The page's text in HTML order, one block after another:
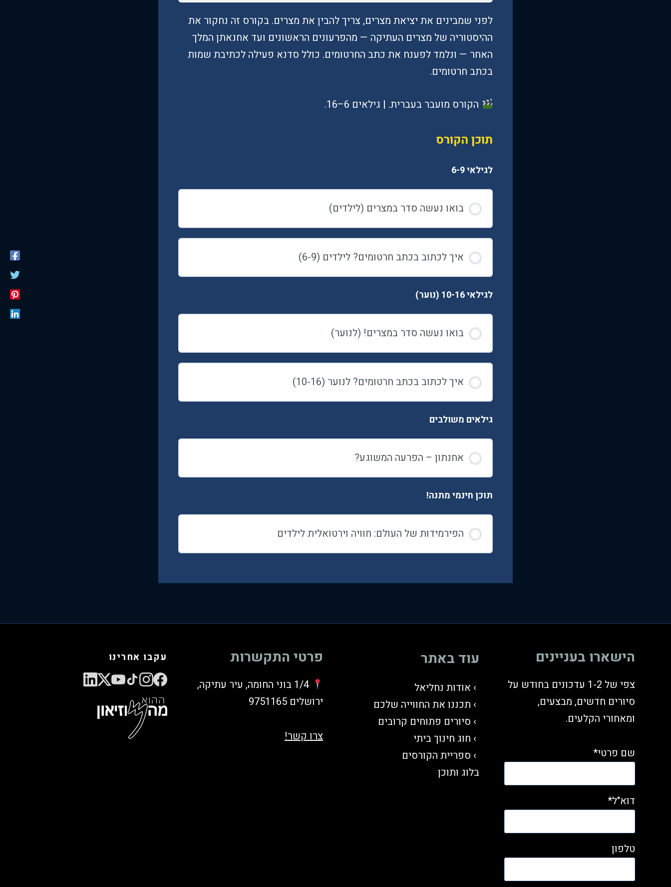
לפני שמבינים את יציאת מצרים, צריך להבין את מצרים. בקורס זה נחקור את
ההיסטוריה של מצרים העתיקה — מהפרעונים הראשונים ועד אחנאתן המלך
האחר — ונלמד לפענח את כתב החרטומים. כולל סדנא פעילה לכתיבת שמות
בכתב חרטומים.
הקורס מועבר בעברית. | גילאים 6–16.
תוכן הקורס
לגילאי 6-9
בואו נעשה סדר במצרים (לילדים)
איך לכתוב בכתב חרטומים? לילדים (6-9)
לגילאי 10-16 (נוער)
בואו נעשה סדר במצרים! (לנוער)
איך לכתוב בכתב חרטומים? לנוער (10-16)
גילאים משולבים
אחנתון – הפרעה המשוגע?
תוכן חינמי מתנה!
הפירמידות של העולם: חוויה וירטואלית לילדים
הישארו בעניינים
צפי של 1-2 עדכונים בחודש על
סיורים חדשים, מבצעים,
ומאחורי הקלעים.
שם פרטי*
דוא"ל*
טלפון
עוד באתר
אודות נחליאל
תכננו את החווייה שלכם
סיורים פתוחים קרובים
חוג חינוך ביתי
ספריית הקורסים
בלוג ותוכן
פרטי התקשרות
1/4 בוני החומה, עיר עתיקה,
ירושלים 9751165
צרו קשר!
עקבו אחרינו